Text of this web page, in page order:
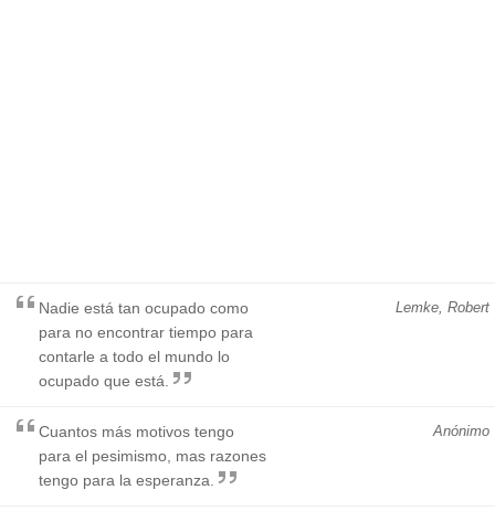
Lemke, Robert
Nadie está tan ocupado como
para no encontrar tiempo para
contarle a todo el mundo lo
ocupado que está.
Anónimo
Cuantos más motivos tengo
para el pesimismo, mas razones
tengo para la esperanza.